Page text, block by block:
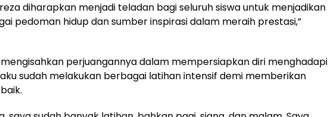
diharapkan menjadi teladan bagi seluruh siswa untuk menjadikan
pedoman hidup dan sumber inspirasi dalam meraih prestasi,”
perjuangannya dalam mempersiapkan diri menghadapi
sudah melakukan berbagai latihan intensif demi memberikan